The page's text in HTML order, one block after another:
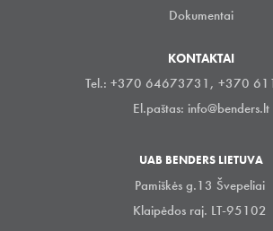
Dokumentai
KONTAKTAI
Tel.: +370 64673731, +370
El.paštas: info@benders.lt
UAB BENDERS LIETUVA
Pamiškės g.13 Švepeliai
Klaipėdos raj. LT-95102